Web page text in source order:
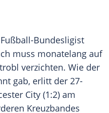
Fußball-Bundesligist
muss monatelang auf
verzichten. Wie der
gab, erlitt der 27-
City (1:2) am
Kreuzbandes